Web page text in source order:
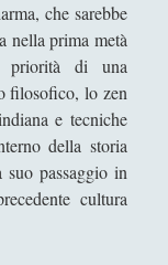
e
che sarebbe
nella prima metà
priorità di una
filosofico, lo zen
e tecniche
della storia
passaggio in
cultura